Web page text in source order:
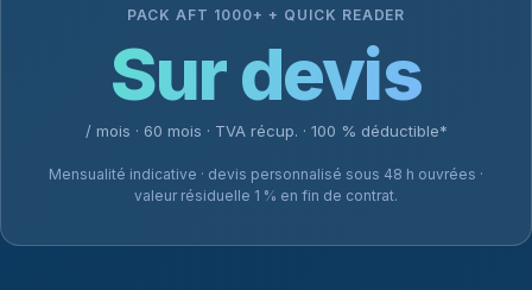
PACK AFT 1000+ + QUICK READER
Sur devis
/ mois · 60 mois · TVA récup. · 100 % déductible*
Mensualité indicative · devis personnalisé sous 48 h ouvrées ·
valeur résiduelle 1 % en fin de contrat.